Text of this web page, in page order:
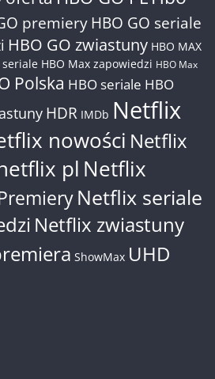
premiery HBO GO seriale
HBO GO zwiastuny HBO MAX
seriale HBO Max zapowiedzi HBO Max
Polska HBO seriale HBO
HDR IMDb Netflix
nowości Netflix
pl Netflix
Netflix seriale
Netflix zwiastuny
ShowMax UHD